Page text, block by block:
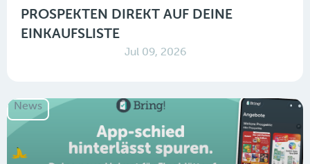
PROSPEKTEN DIREKT AUF DEINE
EINKAUFSLISTE
Jul 09, 2026
News